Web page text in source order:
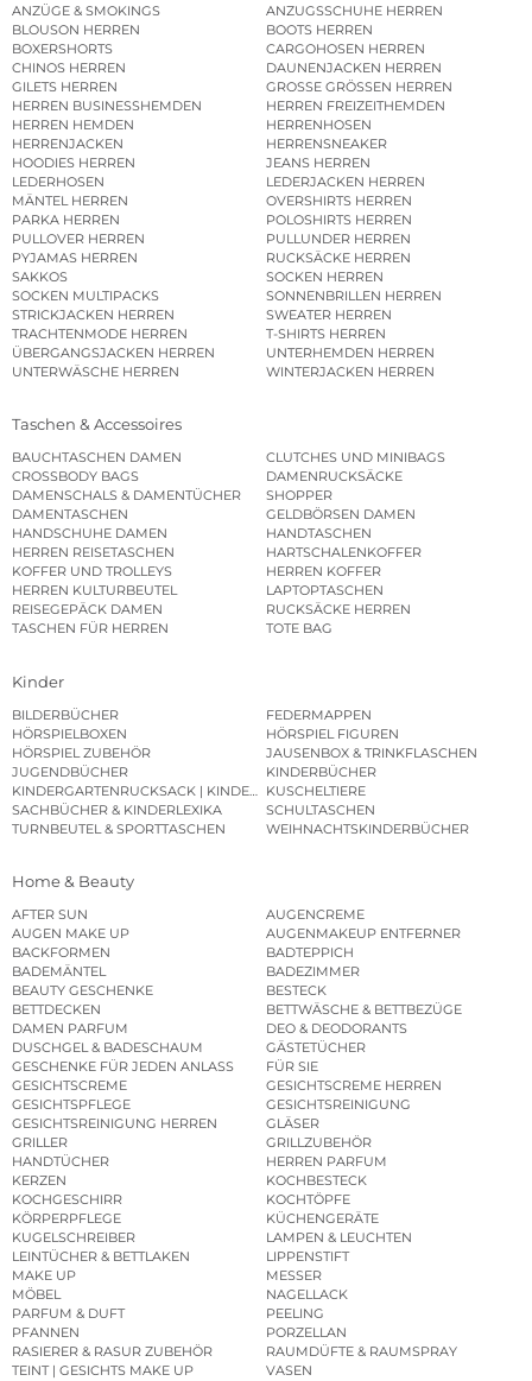
ANZÜGE & SMOKINGS
ANZUGSSCHUHE HERREN
BLOUSON HERREN
BOOTS HERREN
BOXERSHORTS
CARGOHOSEN HERREN
CHINOS HERREN
DAUNENJACKEN HERREN
GILETS HERREN
GROSSE GRÖSSEN HERREN
HERREN BUSINESSHEMDEN
HERREN FREIZEITHEMDEN
HERREN HEMDEN
HERRENHOSEN
HERRENJACKEN
HERRENSNEAKER
HOODIES HERREN
JEANS HERREN
LEDERHOSEN
LEDERJACKEN HERREN
MÄNTEL HERREN
OVERSHIRTS HERREN
PARKA HERREN
POLOSHIRTS HERREN
PULLOVER HERREN
PULLUNDER HERREN
PYJAMAS HERREN
RUCKSÄCKE HERREN
SAKKOS
SOCKEN HERREN
SOCKEN MULTIPACKS
SONNENBRILLEN HERREN
STRICKJACKEN HERREN
SWEATER HERREN
TRACHTENMODE HERREN
T-SHIRTS HERREN
ÜBERGANGSJACKEN HERREN
UNTERHEMDEN HERREN
UNTERWÄSCHE HERREN
WINTERJACKEN HERREN
Taschen & Accessoires
BAUCHTASCHEN DAMEN
CLUTCHES UND MINIBAGS
CROSSBODY BAGS
DAMENRUCKSÄCKE
DAMENSCHALS & DAMENTÜCHER
SHOPPER
DAMENTASCHEN
GELDBÖRSEN DAMEN
HANDSCHUHE DAMEN
HANDTASCHEN
HERREN REISETASCHEN
HARTSCHALENKOFFER
KOFFER UND TROLLEYS
HERREN KOFFER
HERREN KULTURBEUTEL
LAPTOPTASCHEN
REISEGEPÄCK DAMEN
RUCKSÄCKE HERREN
TASCHEN FÜR HERREN
TOTE BAG
Kinder
BILDERBÜCHER
FEDERMAPPEN
HÖRSPIELBOXEN
HÖRSPIEL FIGUREN
HÖRSPIEL ZUBEHÖR
JAUSENBOX & TRINKFLASCHEN
JUGENDBÜCHER
KINDERBÜCHER
KINDERGARTENRUCKSACK | KINDERGARTENBEUTEL
KUSCHELTIERE
SACHBÜCHER & KINDERLEXIKA
SCHULTASCHEN
TURNBEUTEL & SPORTTASCHEN
WEIHNACHTSKINDERBÜCHER
Home & Beauty
AFTER SUN
AUGENCREME
AUGEN MAKE UP
AUGENMAKEUP ENTFERNER
BACKFORMEN
BADTEPPICH
BADEMÄNTEL
BADEZIMMER
BEAUTY GESCHENKE
BESTECK
BETTDECKEN
BETTWÄSCHE & BETTBEZÜGE
DAMEN PARFUM
DEO & DEODORANTS
DUSCHGEL & BADESCHAUM
GÄSTETÜCHER
GESCHENKE FÜR JEDEN ANLASS
FÜR SIE
GESICHTSCREME
GESICHTSCREME HERREN
GESICHTSPFLEGE
GESICHTSREINIGUNG
GESICHTSREINIGUNG HERREN
GLÄSER
GRILLER
GRILLZUBEHÖR
HANDTÜCHER
HERREN PARFUM
KERZEN
KOCHBESTECK
KOCHGESCHIRR
KOCHTÖPFE
KÖRPERPFLEGE
KÜCHENGERÄTE
KUGELSCHREIBER
LAMPEN & LEUCHTEN
LEINTÜCHER & BETTLAKEN
LIPPENSTIFT
MAKE UP
MESSER
MÖBEL
NAGELLACK
PARFUM & DUFT
PEELING
PFANNEN
PORZELLAN
RASIERER & RASUR ZUBEHÖR
RAUMDÜFTE & RAUMSPRAY
TEINT | GESICHTS MAKE UP
VASEN